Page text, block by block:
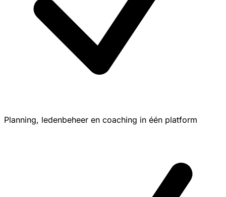
Planning, ledenbeheer en coaching in één platform